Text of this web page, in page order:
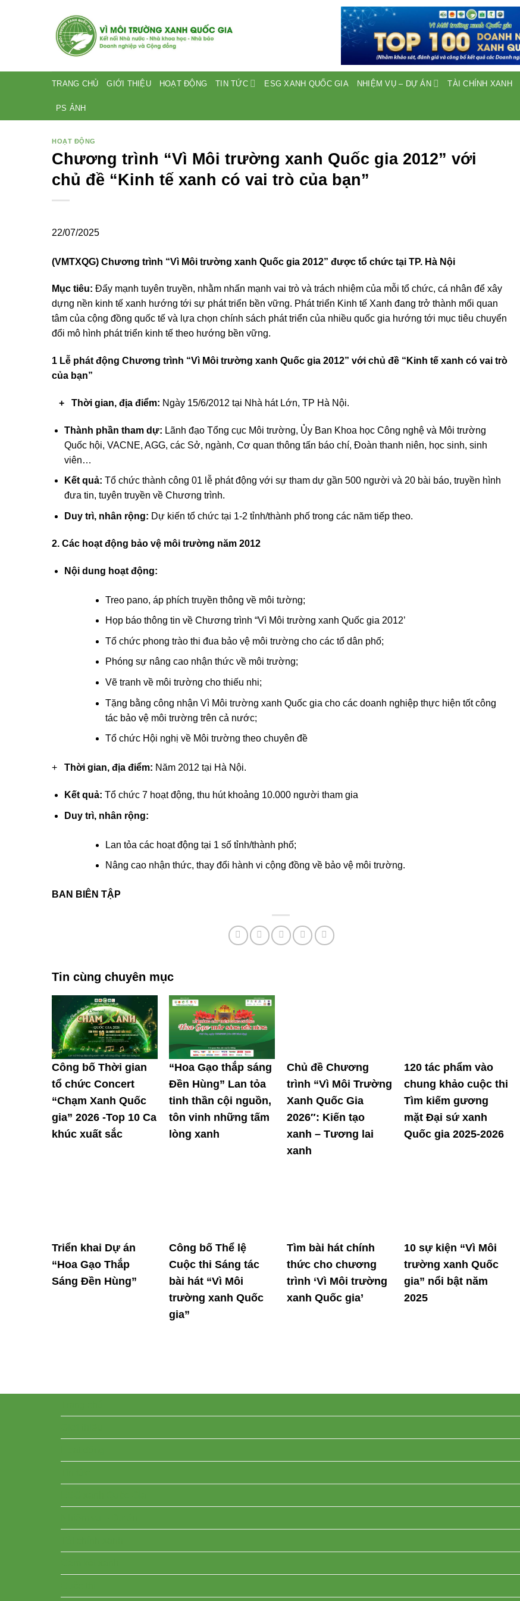
TRANG CHỦ GIỚI THIỆU HOẠT ĐỘNG TIN TỨC ESG XANH QUỐC GIA NHIỆM VỤ – DỰ ÁN TÀI CHÍNH XANH
PS ẢNH
HOẠT ĐỘNG
Chương trình “Vì Môi trường xanh Quốc gia 2012” với
chủ đề “Kinh tế xanh có vai trò của bạn”
22/07/2025
(VMTXQG) Chương trình “Vì Môi trường xanh Quốc gia 2012” được tổ chức tại TP. Hà Nội
Mục tiêu: Đẩy mạnh tuyên truyền, nhằm nhấn mạnh vai trò và trách nhiệm của mỗi tổ chức, cá nhân để xây
dựng nền kinh tế xanh hướng tới sự phát triển bền vững. Phát triển Kinh tế Xanh đang trở thành mối quan
tâm của cộng đồng quốc tế và lựa chọn chính sách phát triển của nhiều quốc gia hướng tới mục tiêu chuyển
đổi mô hình phát triển kinh tế theo hướng bền vững.
1 Lễ phát động Chương trình “Vì Môi trường xanh Quốc gia 2012” với chủ đề “Kinh tế xanh có vai trò
của bạn”
+ Thời gian, địa điểm: Ngày 15/6/2012 tại Nhà hát Lớn, TP Hà Nội.
Thành phần tham dự: Lãnh đạo Tổng cục Môi trường, Ủy Ban Khoa học Công nghệ và Môi trường
Quốc hội, VACNE, AGG, các Sở, ngành, Cơ quan thông tấn báo chí, Đoàn thanh niên, học sinh, sinh
viên…
Kết quả: Tổ chức thành công 01 lễ phát động với sự tham dự gần 500 người và 20 bài báo, truyền hình
đưa tin, tuyên truyền về Chương trình.
Duy trì, nhân rộng: Dự kiến tổ chức tại 1-2 tỉnh/thành phố trong các năm tiếp theo.
2. Các hoạt động bảo vệ môi trường năm 2012
Nội dung hoạt động:
Treo pano, áp phích truyền thông về môi tường;
Họp báo thông tin về Chương trình “Vì Môi trường xanh Quốc gia 2012’
Tổ chức phong trào thi đua bảo vệ môi trường cho các tổ dân phố;
Phóng sự nâng cao nhận thức về môi trường;
Vẽ tranh về môi trường cho thiếu nhi;
Tặng bằng công nhận Vì Môi trường xanh Quốc gia cho các doanh nghiệp thực hiện tốt công
tác bảo vệ môi trường trên cả nước;
Tổ chức Hội nghị về Môi trường theo chuyên đề
+ Thời gian, địa điểm: Năm 2012 tại Hà Nội.
Kết quả: Tổ chức 7 hoạt động, thu hút khoảng 10.000 người tham gia
Duy trì, nhân rộng:
Lan tỏa các hoạt động tại 1 số tỉnh/thành phố;
Nâng cao nhận thức, thay đổi hành vi cộng đồng về bảo vệ môi trường.
BAN BIÊN TẬP
Tin cùng chuyên mục
Công bố Thời gian
tổ chức Concert
“Chạm Xanh Quốc
gia” 2026 -Top 10 Ca
khúc xuất sắc
“Hoa Gạo thắp sáng
Đền Hùng” Lan tỏa
tinh thần cội nguồn,
tôn vinh những tấm
lòng xanh
Chủ đề Chương
trình “Vì Môi Trường
Xanh Quốc Gia
2026″: Kiến tạo
xanh – Tương lai
xanh
120 tác phẩm vào
chung khảo cuộc thi
Tìm kiếm gương
mặt Đại sứ xanh
Quốc gia 2025-2026
Triển khai Dự án
“Hoa Gạo Thắp
Sáng Đền Hùng”
Công bố Thể lệ
Cuộc thi Sáng tác
bài hát “Vì Môi
trường xanh Quốc
gia”
Tìm bài hát chính
thức cho chương
trình ‘Vì Môi trường
xanh Quốc gia’
10 sự kiện “Vì Môi
trường xanh Quốc
gia” nổi bật năm
2025